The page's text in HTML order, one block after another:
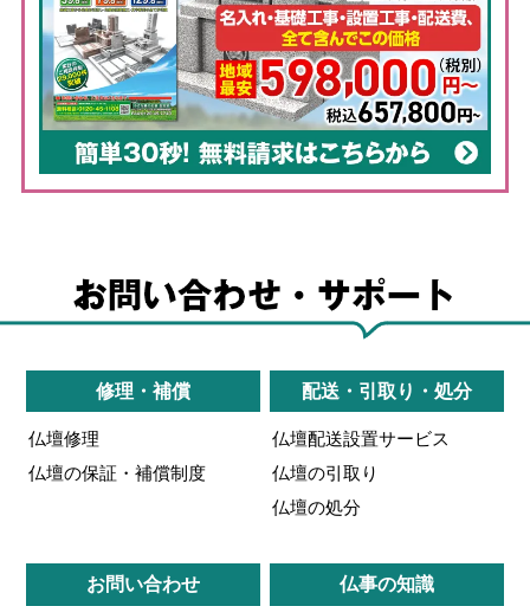
修理・補償
仏壇修理
仏壇の保証・補償制度
配送・引取り・処分
仏壇配送設置サービス
仏壇の引取り
仏壇の処分
お問い合わせ 仏事の知識